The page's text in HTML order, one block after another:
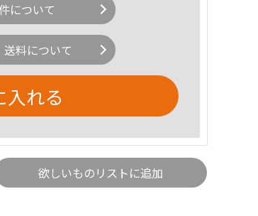
について
料について
入れる
欲しいものリストに追加